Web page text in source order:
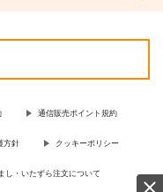
通信販売ポイント規約
方針 クッキーポリシー
し・いたずら注文について